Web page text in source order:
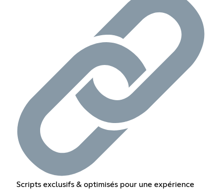
Scripts exclusifs & optimisés pour une expérience